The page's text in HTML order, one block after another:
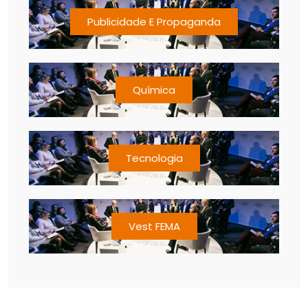
Publicidade E Propaganda
Química
Tecnologia
Vest FEMA